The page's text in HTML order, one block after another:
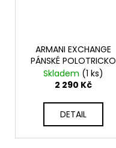
ARMANI EXCHANGE
PÁNSKÉ POLOTRICKO
2209
Skladem (1 ks)
2 290 Kč
DETAIL